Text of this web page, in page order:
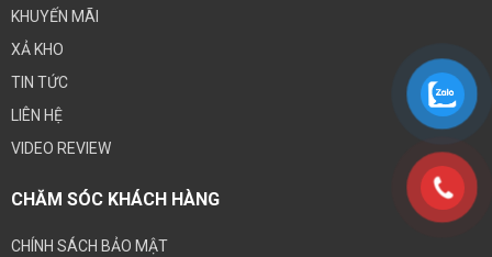
KHUYẾN MÃI
XẢ KHO
TIN TỨC
LIÊN HỆ
VIDEO REVIEW
CHĂM SÓC KHÁCH HÀNG
CHÍNH SÁCH BẢO MẬT